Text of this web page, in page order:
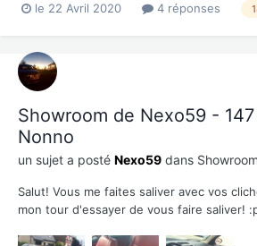
pas réussi à trouver. Ensuite j'ai
le 22 Avril 2020 4 réponses
Showroom de Nexo59 -
Nonno
un sujet a posté Nexo59 dans
Salut! Vous me faites saliver avec vos
mon tour d'essayer de vous faire saliver!